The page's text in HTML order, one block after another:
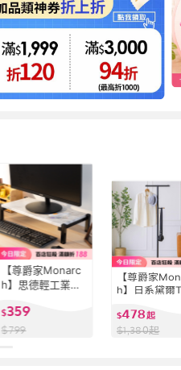
【尊爵家Monarc
h】思德輕工業多
架 增高架 主機架
鍵盤架 螢幕架 收
$359
$799
【尊爵家
h】日系黛爾
包架 西裝架
架 掛衣架 曬
$478起
$1,380起